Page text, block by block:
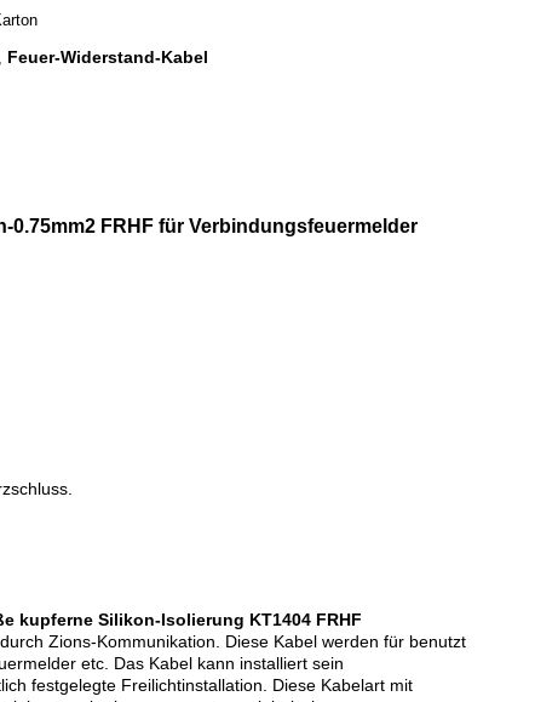
, Feuer-Widerstand-Kabel
FRHF für Verbindungsfeuermelder
kupferne Silikon-Isolierung KT1404 FRHF
Zions-Kommunikation. Diese Kabel werden für benutzt
etc. Das Kabel kann installiert sein
festgelegte Freilichtinstallation. Diese Kabelart mit